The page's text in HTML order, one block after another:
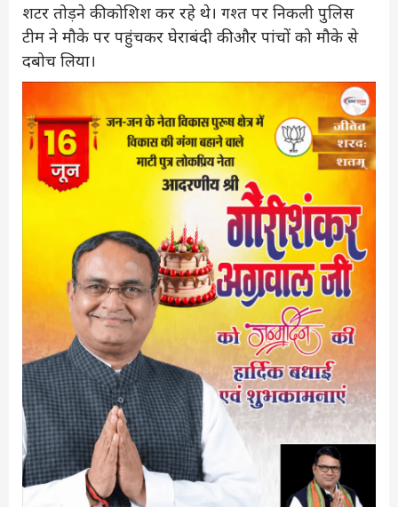
शटर तोड़ने की कोशिश कर रहे थे। गश्त पर निकली पुलिस
टीम ने मौके पर पहुंचकर घेराबंदी की और पांचों को मौके से
दबोच लिया।